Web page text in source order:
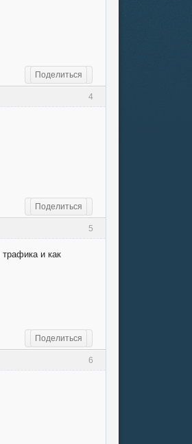
Поделиться
4
Поделиться
5
и как
Поделиться
6